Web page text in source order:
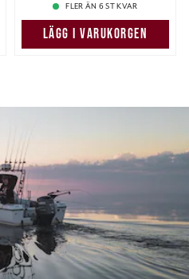
FLER ÄN 6 ST KVAR
LÄGG I VARUKORGEN